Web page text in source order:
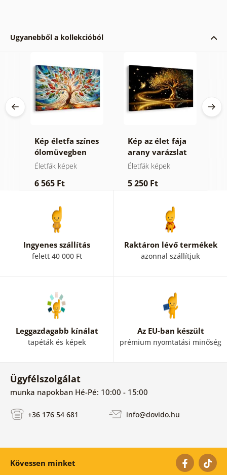
Ugyanebből a kollekcióból
Kép életfa színes
ólomüvegben
Életfák képek
6 565 Ft
Kép az élet fája
arany varázslat
Életfák képek
5 250 Ft
Ingyenes szállítás
felett 40 000 Ft
Raktáron lévő termékek
azonnal szállítjuk
Leggazdagabb kínálat
tapéták és képek
Az EU-ban készült
prémium nyomtatási minőség
Ügyfélszolgálat
munka napokban Hé-Pé: 10:00 - 15:00
+36 176 54 681 info@dovido.hu
Kövessen minket